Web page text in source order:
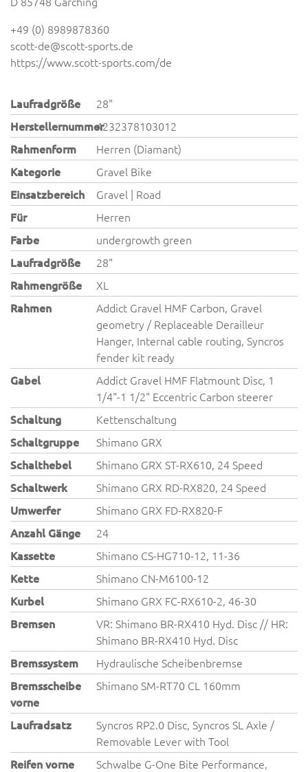
+49 (0) 8989878360
scott-de@scott-sports.de
https://www.scott-sports.com/de
Laufradgröße
28"
Herstellernummer4232378103012
Rahmenform
Herren (Diamant)
Kategorie
Gravel Bike
Einsatzbereich
Gravel | Road
Für
Herren
Farbe
undergrowth green
Laufradgröße
28"
Rahmengröße
XL
Rahmen
Addict Gravel HMF Carbon, Gravel
geometry / Replaceable Derailleur
Hanger, Internal cable routing, Syncros
fender kit ready
Gabel
Addict Gravel HMF Flatmount Disc, 1
1/4"-1 1/2" Eccentric Carbon steerer
Schaltung
Kettenschaltung
Schaltgruppe
Shimano GRX
Schalthebel
Shimano GRX ST-RX610, 24 Speed
Schaltwerk
Shimano GRX RD-RX820, 24 Speed
Umwerfer
Shimano GRX FD-RX820-F
Anzahl Gänge
24
Kassette
Shimano CS-HG710-12, 11-36
Kette
Shimano CN-M6100-12
Kurbel
Shimano GRX FC-RX610-2, 46-30
Bremsen
VR: Shimano BR-RX410 Hyd. Disc // HR:
Shimano BR-RX410 Hyd. Disc
Bremssystem
Hydraulische Scheibenbremse
Bremsscheibe
vorne
Shimano SM-RT70 CL 160mm
Laufradsatz
Syncros RP2.0 Disc, Syncros SL Axle /
Removable Lever with Tool
Reifen vorne
Schwalbe G-One Bite Performance,